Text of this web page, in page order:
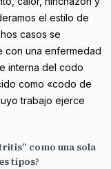
el estilo de
casos se
con una enfermedad
interna del codo
como «codo de
trabajo ejerce
como una sola
tipos?